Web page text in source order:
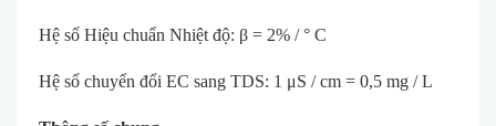
Hệ số Hiệu chuẩn Nhiệt độ: β = 2% / ° C
Hệ số chuyển đổi EC sang TDS: 1 μS / cm = 0,5 mg / L